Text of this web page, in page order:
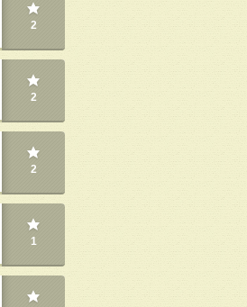
2
2
2
1